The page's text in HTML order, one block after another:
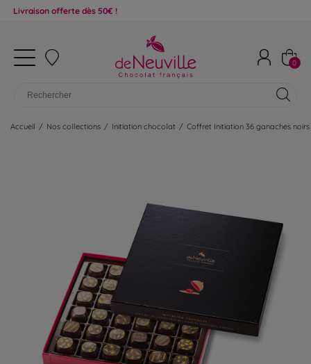
offerte dès 50€ !
0
Accueil / Nos collections / Initiation chocolat / Coffret Initiation 36 ganaches noirs